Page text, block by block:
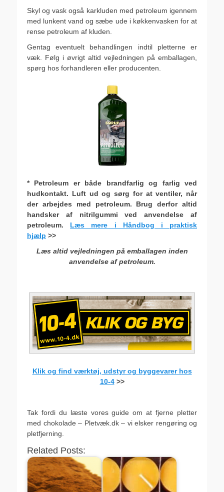
Skyl og vask også karkluden med petroleum igennem
med lunkent vand og sæbe ude i køkkenvasken for at
rense petroleum af kluden.
Gentag eventuelt behandlingen indtil pletterne er
væk. Følg i øvrigt altid vejledningen på emballagen,
spørg hos forhandleren eller producenten.
* Petroleum er både brandfarlig og farlig ved
hudkontakt. Luft ud og sørg for at ventiler, når
der arbejdes med petroleum. Brug derfor altid
handsker af nitrilgummi ved anvendelse af
petroleum. Læs mere i Håndbog i praktisk
hjælp >>
Læs altid vejledningen på emballagen inden
anvendelse af petroleum.
Klik og find værktøj, udstyr og byggevarer hos
10-4 >>
Tak fordi du læste vores guide om at fjerne pletter
med chokolade – Pletvæk.dk – vi elsker rengøring og
pletfjerning.
Related Posts: